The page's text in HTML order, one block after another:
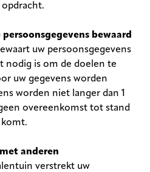
opdracht.
bewaard
uw persoonsgegevens
nodig is om de doelen te
uw gegevens worden
worden niet langer dan 1
overeenkomst tot stand
komt.
anderen
verstrekt uw